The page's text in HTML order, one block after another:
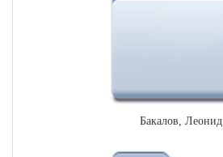
Бакалов, Леонид